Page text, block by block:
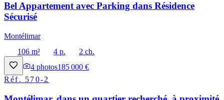
Bel Appartement avec Parking dans Résidence
Sécurisé
Montélimar
106 m²
4 p.
2 ch.
4 photos185 000 €
Réf. 570-2